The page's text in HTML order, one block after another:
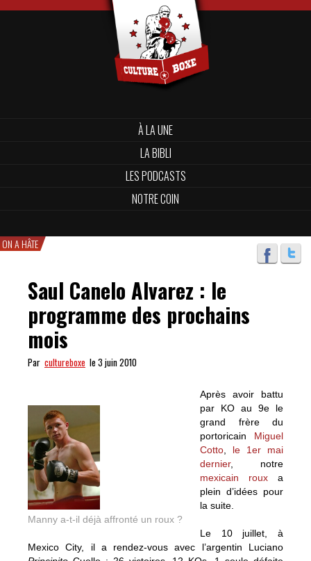
À LA UNE
LA BIBLI
LES PODCASTS
NOTRE COIN
ON A HÂTE
Saul Canelo Alvarez : le
programme des prochains
mois
Par cultureboxe le 3 juin 2010
Manny a-t-il déjà affronté un roux ?
Après avoir battu
par KO au 9e le
grand frère du
portoricain Miguel
Cotto
le 1er mai
dernier, notre
mexicain roux a
plein d’idées pour
la suite.
Le 10 juillet, à
Mexico City, il a rendez-vous avec l’argentin Luciano